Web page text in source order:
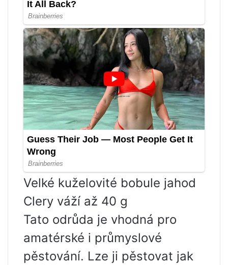
Velké kuželovité bobule jahod
Clery váží až 40 g
Tato odrůda je vhodná pro
amatérské i průmyslové
pěstování. Lze ji pěstovat jak